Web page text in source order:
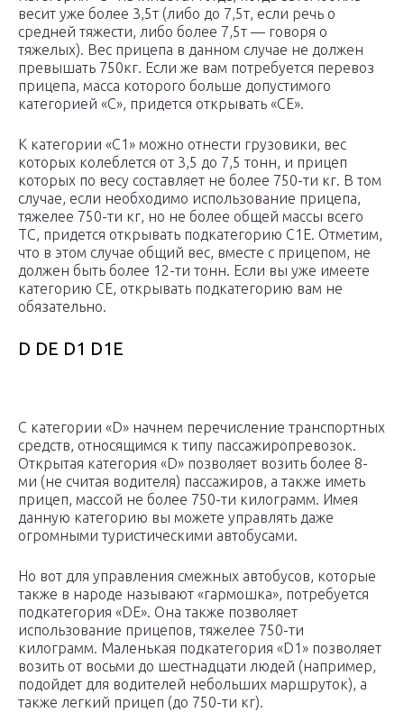
весит уже более 3,5т (либо до 7,5т, если речь о
средней тяжести, либо более 7,5т — говоря о
тяжелых). Вес прицепа в данном случае не должен
превышать 750кг. Если же вам потребуется перевоз
прицепа, масса которого больше допустимого
категорией «С», придется открывать «СЕ».
К категории «С1» можно отнести грузовики, вес
которых колеблется от 3,5 до 7,5 тонн, и прицеп
которых по весу составляет не более 750-ти кг. В том
случае, если необходимо использование прицепа,
тяжелее 750-ти кг, но не более общей массы всего
ТС, придется открывать подкатегорию С1Е. Отметим,
что в этом случае общий вес, вместе с прицепом, не
должен быть более 12-ти тонн. Если вы уже имеете
категорию СЕ, открывать подкатегорию вам не
обязательно.
D DE D1 D1E
С категории «D» начнем перечисление транспортных
средств, относящимся к типу пассажиропревозок.
Открытая категория «D» позволяет возить более 8-
ми (не считая водителя) пассажиров, а также иметь
прицеп, массой не более 750-ти килограмм. Имея
данную категорию вы можете управлять даже
огромными туристическими автобусами.
Но вот для управления смежных автобусов, которые
также в народе называют «гармошка», потребуется
подкатегория «DE». Она также позволяет
использование прицепов, тяжелее 750-ти
килограмм. Маленькая подкатегория «D1» позволяет
возить от восьми до шестнадцати людей (например,
подойдет для водителей небольших маршруток), а
также легкий прицеп (до 750-ти кг).